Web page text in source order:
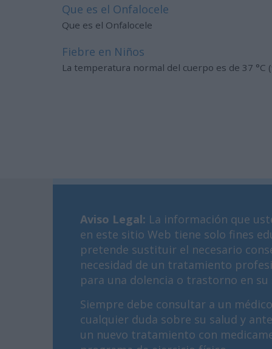
Que es el Onfalocele
Que es el Onfalocele
Fiebre en Niños
La temperatura normal del cuerpo es de 37 °C
Aviso Legal: La información que
en este sitio Web tiene solo fines
pretende sustituir el necesario
necesidad de un tratamiento
para una dolencia o trastorno en su
Siempre debe consultar a un
cualquier duda sobre su salud y
un nuevo tratamiento con